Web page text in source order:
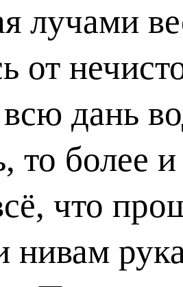
лучами
от
дань
то более
что
нивам